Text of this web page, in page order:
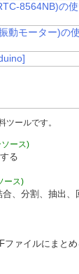
8564NB)の
動モーター)の
ツールです。
ース)
る
ース)
、分割、抽出、
ファイルにまとめ